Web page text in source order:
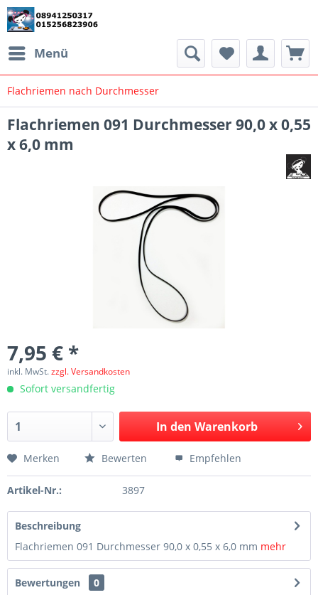
Menü
Flachriemen nach Durchmesser
Flachriemen 091 Durchmesser 90,0 x 0,55
x 6,0 mm
7,95 € *
inkl. MwSt.zzgl. Versandkosten
Sofort versandfertig
In den Warenkorb
Merken Bewerten Empfehlen
Artikel-Nr.: 3897
Beschreibung
Flachriemen 091 Durchmesser 90,0 x 0,55 x 6,0 mm mehr
Bewertungen
0